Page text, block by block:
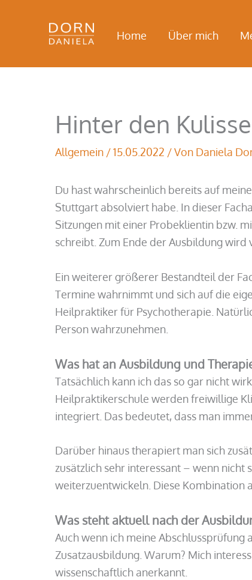
Home Über mich
Hinter den
Allgemein /15.05.2022 / Von Daniela
Du hast wahrscheinlich bereits auf
Stuttgart absolviert habe. In dieser
Sitzungen mit einer Probeklientin bzw.
schreibt. Zum Ende der Ausbildung
Ein weiterer größerer Bestandteil der
Termine wahrnimmt und sich auf die
Heilpraktiker für Psychotherapie.
Person wahrzunehmen.
Was hat an Ausbildung und
Tatsächlich kann ich das so gar nicht
Heilpraktikerschule werden freiwillige
integriert. Das bedeutet, dass man
Darüber hinaus therapiert man sich
zusätzlich sehr interessant – wenn nicht
weiterzuentwickeln. Diese Kombination
Was steht aktuell nach der
Auch wenn ich meine
Zusatzausbildung. Warum? Mich
wissenschaftlich anerkannt.